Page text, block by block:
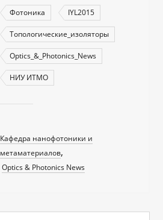
Фотоника IYL2015
Топологические_изоляторы
Optics_&_Photonics_News
НИУ ИТМО
Кафедра нанофотоники и
метаматериалов
Optics & Photonics News